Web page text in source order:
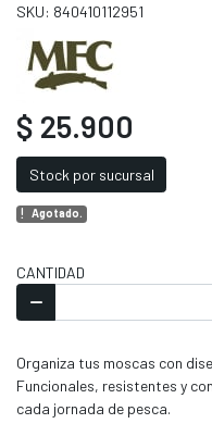
SKU: 840410112951
$ 25.900
Stock por sucursal
Agotado.
CANTIDAD
Organiza tus moscas con
Funcionales, resistentes y
cada jornada de pesca.